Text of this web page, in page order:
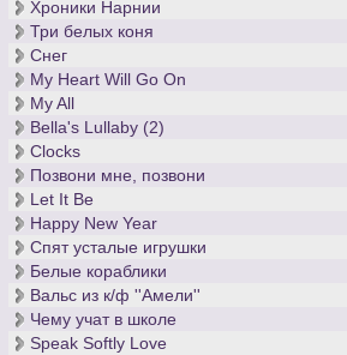
Хроники Нарнии
Три белых коня
Снег
My Heart Will Go On
My All
Bella's Lullaby (2)
Clocks
Позвони мне, позвони
Let It Be
Happy New Year
Спят усталые игрушки
Белые кораблики
Вальс из к/ф ''Амели''
Чему учат в школе
Speak Softly Love